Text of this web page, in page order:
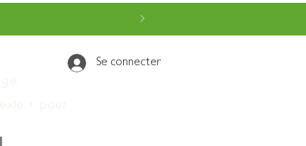
» pour
Se connecter